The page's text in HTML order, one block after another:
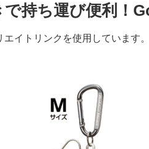
持ち運び便利！
イトリンクを使用しています。